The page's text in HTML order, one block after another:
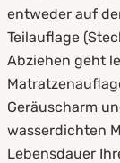
entweder auf
Teilauflage
Abziehen geht
Geräuscharm
wasserdichten
Lebensdauer